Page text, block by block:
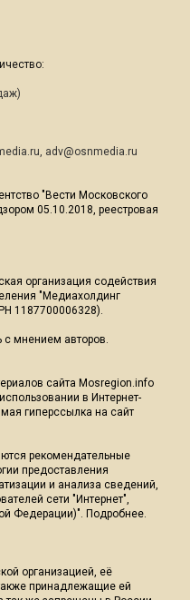
, adv@osnmedia.ru
"Вести Московского
05.10.2018, реестровая
организация содействия
"Медиахолдинг
1187700006328).
с мнением авторов.
сайта Mosregion.info
в Интернет-
гиперссылка на сайт
рекомендательные
предоставления
и анализа сведений,
сети "Интернет",
Федерации)". Подробнее.
организацией, её
принадлежащие ей